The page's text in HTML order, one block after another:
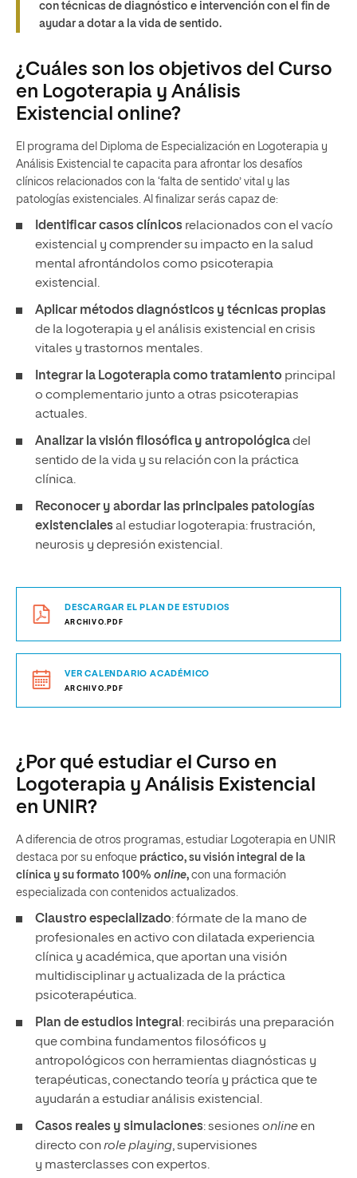
con técnicas de diagnóstico e intervención con el fin de
ayudar a dotar a la vida de sentido.
¿Cuáles son los objetivos del Curso
en Logoterapia y Análisis
Existencial online?
El programa del Diploma de Especialización en Logoterapia y
Análisis Existencial te capacita para afrontar los desafíos
clínicos relacionados con la ‘falta de sentido’ vital y las
patologías existenciales. Al finalizar serás capaz de:
Identificar casos clínicos relacionados con el vacío
existencial y comprender su impacto en la salud
mental afrontándolos como psicoterapia
existencial.
Aplicar métodos diagnósticos y técnicas propias
de la logoterapia y el análisis existencial en crisis
vitales y trastornos mentales.
Integrar la Logoterapia como tratamiento principal
o complementario junto a otras psicoterapias
actuales.
Analizar la visión filosófica y antropológicadel
sentido de la vida y su relación con la práctica
clínica.
Reconocer y abordar las principales patologías
existencialesal estudiar logoterapia: frustración,
neurosis y depresión existencial.
DESCARGAR EL PLAN DE ESTUDIOS
ARCHIVO.PDF
VER CALENDARIO ACADÉMICO
ARCHIVO.PDF
¿Por qué estudiar el Curso en
Logoterapia y Análisis Existencial
en UNIR?
A diferencia de otros programas, estudiar Logoterapia en UNIR
destaca por su enfoque práctico, su visión integral de la
clínica y su formato 100% online, con una formación
especializada con contenidos actualizados.
Claustro especializado: fórmate de la mano de
profesionales en activo con dilatada experiencia
clínica y académica, que aportan una visión
multidisciplinar y actualizada de la práctica
psicoterapéutica.
Plan de estudios integral : recibirás una preparación
que combina fundamentos filosóficos y
antropológicos con herramientas diagnósticas y
terapéuticas, conectando teoría y práctica que te
ayudarán a estudiar análisis existencial.
Casos reales y simulaciones: sesiones onlineen
directo conrole playing, supervisiones
y masterclasses con expertos.